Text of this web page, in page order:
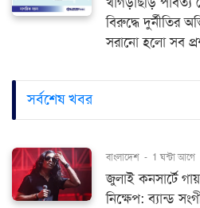
বিরুদ্ধে দুর্নীতির
সরানো হলো সব
সর্বশেষ খবর
বাংলাদেশ - 1 ঘন্টা আগে
জুলাই কনসার্টে
নিক্ষেপ: ব্যান্ড